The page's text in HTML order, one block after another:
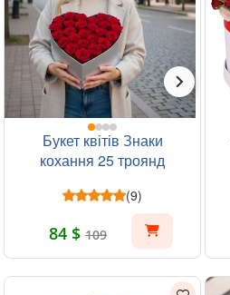
Букет квітів Знаки
кохання 25 троянд
(9)
84 $ 109